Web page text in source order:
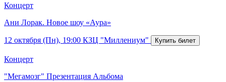
Концерт
Ани Лорак. Новое шоу «Аура»
12 октября (Пн), 19:00 КЗЦ "Миллениум"
Концерт
"Мегамозг" Презентация Альбома